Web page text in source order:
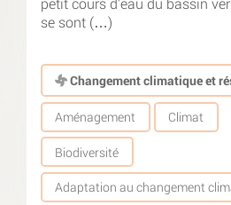
se sont (…)
Changement climatique et
Aménagement Climat
Biodiversité
Adaptation au changement